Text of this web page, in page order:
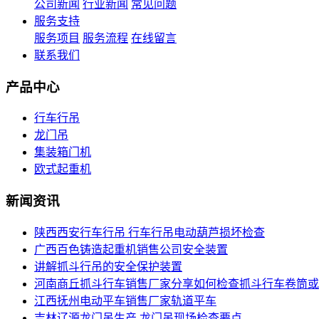
公司新闻 行业新闻 常见问题
服务支持
服务项目 服务流程 在线留言
联系我们
产品中心
行车行吊
龙门吊
集装箱门机
欧式起重机
新闻资讯
陕西西安行车行吊 行车行吊电动葫芦损坏检查
广西百色铸造起重机销售公司安全装置
讲解抓斗行吊的安全保护装置
河南商丘抓斗行车销售厂家分享如何检查抓斗行车卷筒或
江西抚州电动平车销售厂家轨道平车